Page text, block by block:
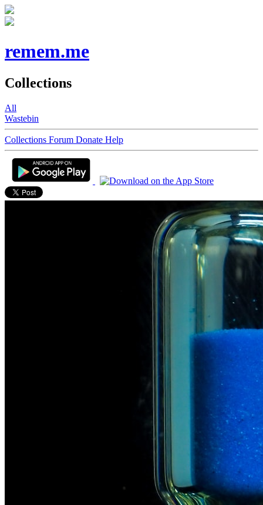
remem.me
Collections
All
Wastebin
Collections Forum Donate Help